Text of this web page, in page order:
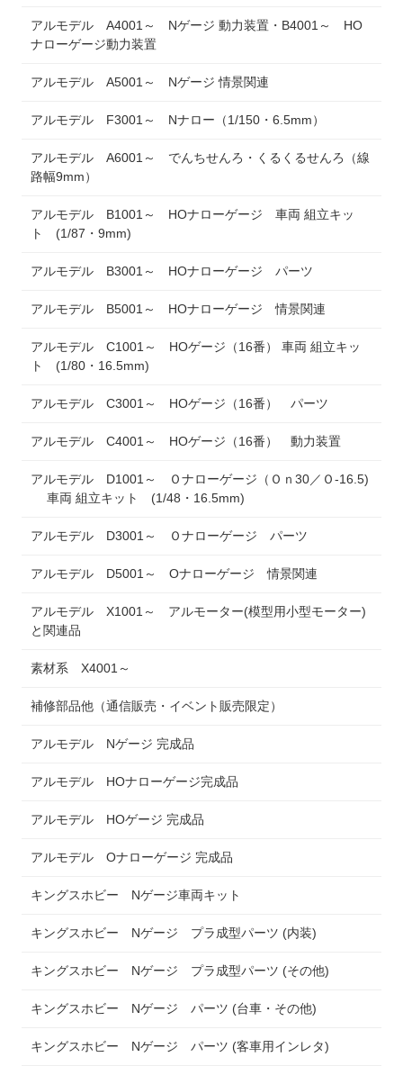
アルモデル A4001～ Nゲージ 動力装置・B4001～ HO
ナローゲージ動力装置
アルモデル A5001～ Nゲージ 情景関連
アルモデル F3001～ Nナロー（1/150・6.5mm）
アルモデル A6001～ でんちせんろ・くるくるせんろ（線
路幅9mm）
アルモデル B1001～ HOナローゲージ 車両 組立キッ
ト (1/87・9mm)
アルモデル B3001～ HOナローゲージ パーツ
アルモデル B5001～ HOナローゲージ 情景関連
アルモデル C1001～ HOゲージ（16番） 車両 組立キッ
ト (1/80・16.5mm)
アルモデル C3001～ HOゲージ（16番） パーツ
アルモデル C4001～ HOゲージ（16番） 動力装置
アルモデル D1001～ Ｏナローゲージ（Ｏｎ30／Ｏ-16.5)
車両 組立キット (1/48・16.5mm)
アルモデル D3001～ Ｏナローゲージ パーツ
アルモデル D5001～ Oナローゲージ 情景関連
アルモデル X1001～ アルモーター(模型用小型モーター)
と関連品
素材系 X4001～
補修部品他（通信販売・イベント販売限定）
アルモデル Nゲージ 完成品
アルモデル HOナローゲージ完成品
アルモデル HOゲージ 完成品
アルモデル Oナローゲージ 完成品
キングスホビー Nゲージ車両キット
キングスホビー Nゲージ プラ成型パーツ (内装)
キングスホビー Nゲージ プラ成型パーツ (その他)
キングスホビー Nゲージ パーツ (台車・その他)
キングスホビー Nゲージ パーツ (客車用インレタ)